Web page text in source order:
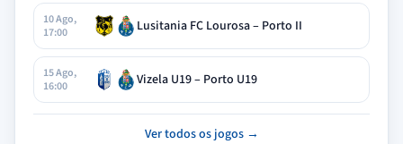
10 Ago,
17:00
Lusitania FC Lourosa – Porto II
15 Ago,
16:00
Vizela U19 – Porto U19
Ver todos os jogos →